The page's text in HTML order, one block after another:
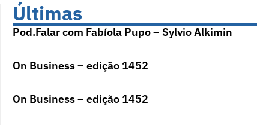
Últimas
Pod.Falar com Fabíola Pupo – Sylvio Alkimin
On Business – edição 1452
On Business – edição 1452